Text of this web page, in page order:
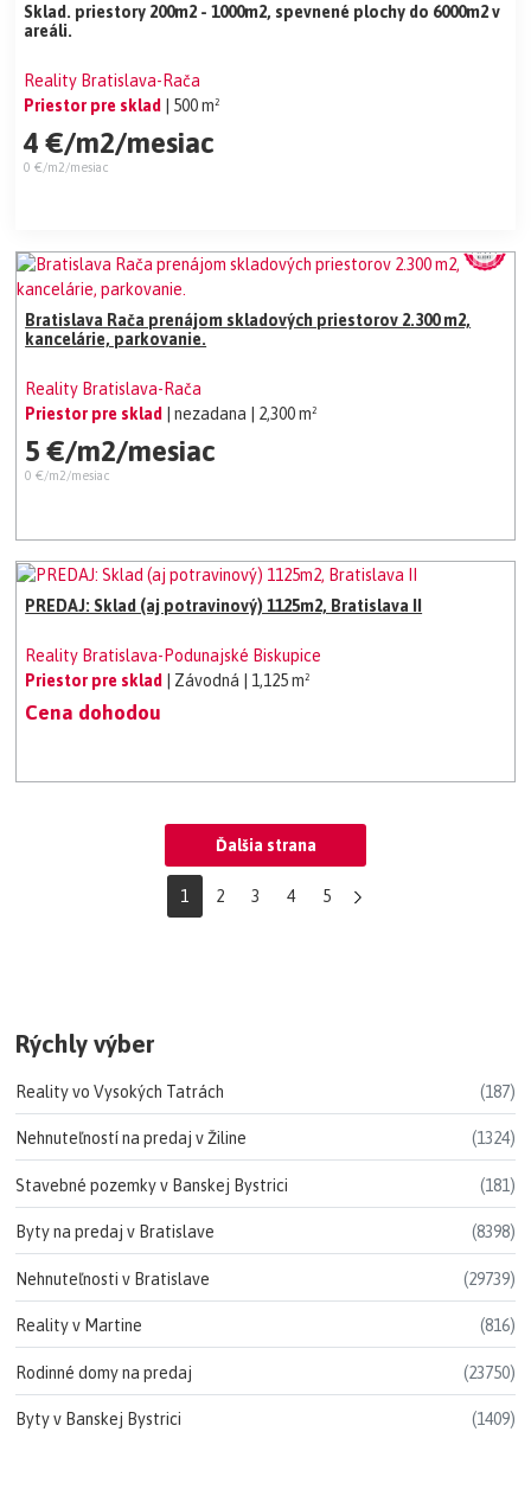
Sklad. priestory 200m2 - 1000m2, spevnené plochy do 6000m2 v
areáli.
Reality Bratislava-Rača
Priestor pre sklad
| 500 m²
4 €/m2/mesiac
0 €/m2/mesiac
Bratislava Rača prenájom skladových priestorov 2.300 m2,
kancelárie, parkovanie.
Reality Bratislava-Rača
Priestor pre sklad
| nezadana | 2,300 m²
5 €/m2/mesiac
0 €/m2/mesiac
PREDAJ: Sklad (aj potravinový) 1125m2, Bratislava II
Reality Bratislava-Podunajské Biskupice
Priestor pre sklad
| Závodná | 1,125 m²
Cena dohodou
Ďalšia strana
1 2 3 4 5
Rýchly výber
Reality vo Vysokých Tatrách (187)
Nehnuteľností na predaj v Žiline (1324)
Stavebné pozemky v Banskej Bystrici (181)
Byty na predaj v Bratislave (8398)
Nehnuteľnosti v Bratislave (29739)
Reality v Martine (816)
Rodinné domy na predaj (23750)
Byty v Banskej Bystrici (1409)